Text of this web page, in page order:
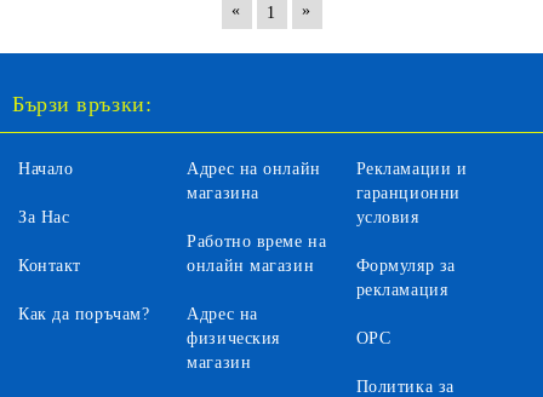
«
1 »
Бързи връзки:
Начало
За Нас
Контакт
Как да поръчам?
Адрес на онлайн
магазина
Работно време на
онлайн магазин
Адрес на
физическия
магазин
Рекламации и
гаранционни
условия
Формуляр за
рекламация
ОРС
Политика за